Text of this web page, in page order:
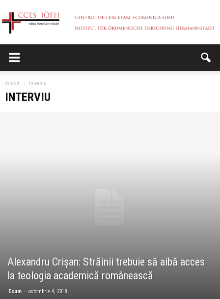
Acasă Interviu
INTERVIU
Alexandru Crișan: Străinii trebuie să aibă acces
la teologia academică românească
Ecum - octombrie 4, 2018